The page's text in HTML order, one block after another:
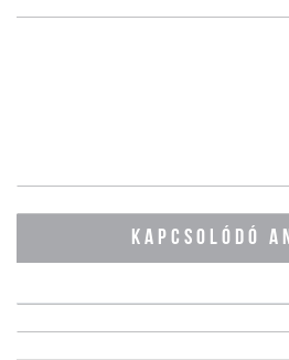
KAPCSOLÓDÓ